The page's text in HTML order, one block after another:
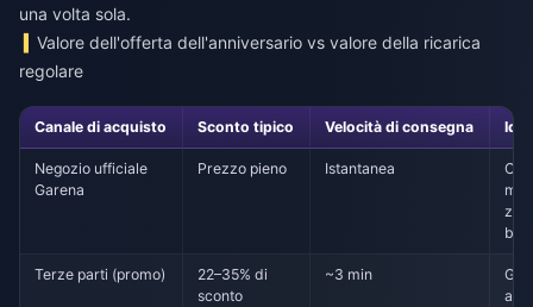
una volta sola.
Valore dell'offerta dell'anniversario vs valore della ricarica
regolare
Canale di acquisto Sconto tipico Velocità di consegna
Negozio ufficiale
Garena
Prezzo pieno Istantanea
Chi
ban
Terze parti (promo)
22–35% di
sconto
~3 min